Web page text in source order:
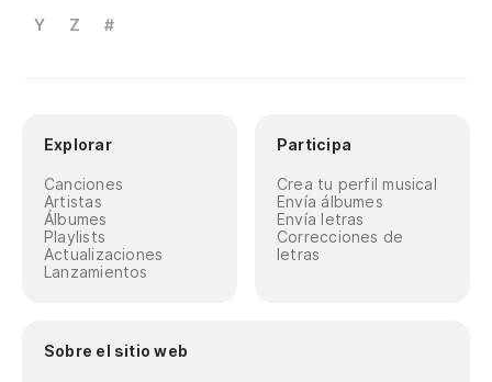
Y
Z #
Explorar
Canciones
Artistas
Álbumes
Playlists
Actualizaciones
Lanzamientos
Participa
Crea tu perfil musical
Envía álbumes
Envía letras
Correcciones de
letras
Sobre el sitio web